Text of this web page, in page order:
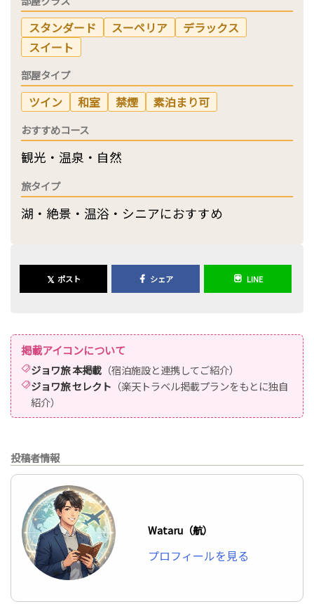
スタンダード スーペリア
デラックス
スイート
部屋タイプ
ツイン 和室 禁煙 素泊まり可
おすすめコース
観光・温泉・自然
旅タイプ
湖・絶景・温浴・シニアにおすすめ
𝕏 ポスト シェア LINE
掲載アイコンについて
ジョワ旅 本掲載 （宿泊施設と連携してご紹介）
ジョワ旅 セレクト （楽天トラベル掲載プランをもとに独自
紹介）
投稿者情報
Wataru（航）
プロフィールを見る